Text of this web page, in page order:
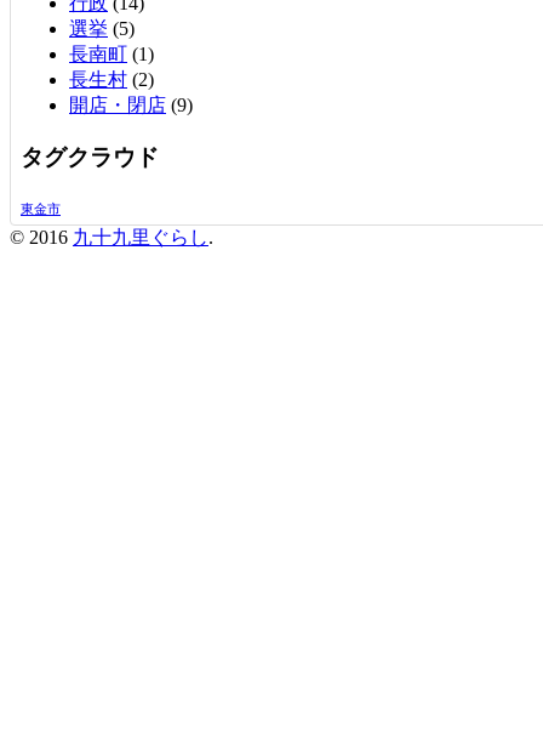
選挙 (5)
長南町 (1)
長生村 (2)
開店・閉店 (9)
タグクラウド
東金市
© 2016 九十九里ぐらし.